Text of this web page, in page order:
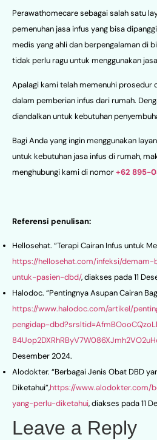
Perawathomecare sebagai salah satu
pemenuhan jasa infus yang bisa
medis yang ahli dan berpengalaman di
tidak perlu ragu untuk menggunakan
Apalagi kami telah memenuhi prosedur
dalam pemberian infus dari rumah.
diandalkan untuk kebutuhan
Bagi Anda yang ingin menggunakan
untuk kebutuhan jasa infus di rumah,
menghubungi kami di nomor+62 895-
Referensi penulisan:
Hellosehat. “Terapi Cairan Infus untuk
https://hellosehat.com/infeksi/
untuk-pasien-dbd/, diakses pada 11
Halodoc. “Pentingnya Asupan Cairan
https://www.halodoc.com/artikel/
pengidap-
Desember 2024.
Alodokter. “Berbagai Jenis Obat DBD
Diketahui”,https://
yang-perlu-diketahui, diakses pada 11
Leave a Reply